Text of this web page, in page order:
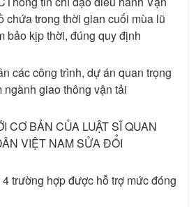
chứa trong thời gian cuối mùa lũ
bảo kịp thời, đúng quy định
các công trình, dự án quan trọng
giao thông vận tải
CƠ BẢN CỦA LUẬT SĨ QUAN
VIỆT NAM SỬA ĐỔI
trường hợp được hỗ trợ mức đóng